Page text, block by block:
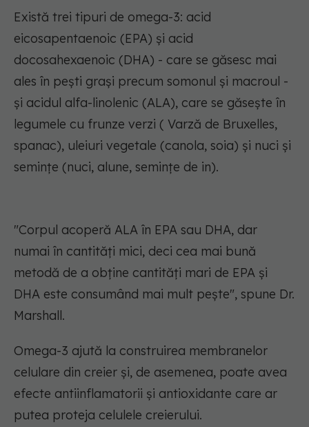
Există trei tipuri de omega-3: acid
eicosapentaenoic (EPA) și acid
docosahexaenoic (DHA) - care se găsesc mai
ales în pești grași precum somonul și macroul -
și acidul alfa-linolenic (ALA), care se găsește în
legumele cu frunze verzi ( Varză de Bruxelles,
spanac), uleiuri vegetale (canola, soia) și nuci și
semințe (nuci, alune, semințe de in).
"Corpul acoperă ALA în EPA sau DHA, dar
numai în cantități mici, deci cea mai bună
metodă de a obține cantități mari de EPA și
DHA este consumând mai mult pește", spune Dr.
Marshall.
Omega-3 ajută la construirea membranelor
celulare din creier și, de asemenea, poate avea
efecte antiinflamatorii și antioxidante care ar
putea proteja celulele creierului.